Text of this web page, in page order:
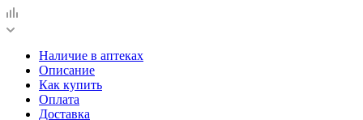
Наличие в аптеках
Описание
Как купить
Оплата
Доставка